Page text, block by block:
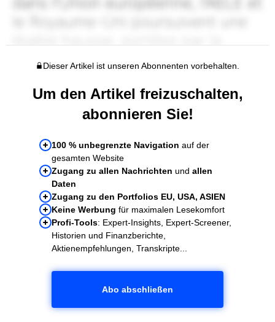
Dieser Artikel ist unseren Abonnenten vorbehalten.
Um den Artikel freizuschalten,
abonnieren Sie!
100 % unbegrenzte Navigation auf der
gesamten Website
Zugang zu allen Nachrichten und allen
Daten
Zugang zu den Portfolios EU, USA, ASIEN
Keine Werbung für maximalen Lesekomfort
Profi-Tools: Expert-Insights, Expert-Screener,
Historien und Finanzberichte,
Aktienempfehlungen, Transkripte...
Abo abschließen